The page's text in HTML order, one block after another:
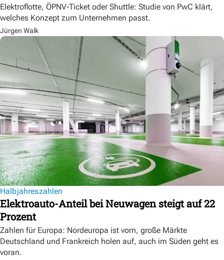
Elektroflotte, ÖPNV-Ticket oder Shuttle: Studie von PwC klärt,
welches Konzept zum Unternehmen passt.
Jürgen Walk
Halbjahreszahlen
Elektroauto-Anteil bei Neuwagen steigt auf 22
Prozent
Zahlen für Europa: Nordeuropa ist vorn, große Märkte
Deutschland und Frankreich holen auf, auch im Süden geht es
voran.